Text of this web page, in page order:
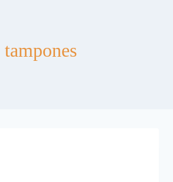
tampones